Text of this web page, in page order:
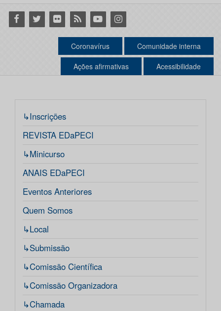
Facebook
Twitter Flickr RSS YoutubeInstagram
Coronavírus Comunidade interna
Ações afirmativas Acessibilidade
↳Inscrições
REVISTA EDaPECI
↳Minicurso
ANAIS EDaPECI
Eventos Anteriores
Quem Somos
↳Local
↳Submissão
↳Comissão Científica
↳Comissão Organizadora
↳Chamada